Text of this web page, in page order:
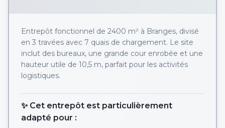
Entrepôt fonctionnel de 2400 m² à Branges, divisé
en 3 travées avec 7 quais de chargement. Le site
inclut des bureaux, une grande cour enrobée et une
hauteur utile de 10,5 m, parfait pour les activités
logistiques.
✨ Cet entrepôt est particulièrement
adapté pour :